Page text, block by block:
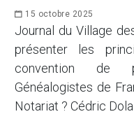
15 octobre 2025
Journal du Village
présenter les
convention de
Généalogistes de
Notariat ? Cédric